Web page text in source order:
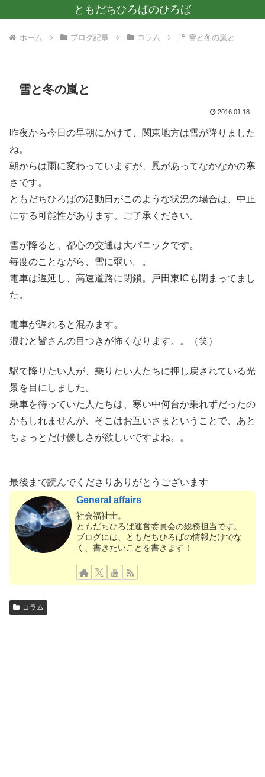
ともだちひろばのひろば
ホーム ブログ記事 コラム 雪と冬の嵐と
雪と冬の嵐と
2016.01.18
昨夜から今日の早朝にかけて、関東地方は雪が降りました
ね。
朝からは雨に変わっていますが、風があってなかなかの寒
さです。
ともだちひろばの活動日がこのような状況の場合は、中止
にする可能性があります。ご了承ください。
雪が降ると、都心の交通は大パニックです。
毎度のことながら、雪に弱い。。
電車は遅延し、高速道路に閉鎖。戸田東ICも閉まってまし
た。
電車が遅れると混みます。
混むと皆さんの目つきが怖くなります。。（笑）
駅で降りたい人が、乗りたい人たちに押し戻されている光
景を目にしました。
乗車を待っていた人たちは、寒い中何台か乗れずだったの
かもしれませんが、そこはお互いさまということで、あと
ちょっとだけ優しさが欲しいですよね。。
最後まで読んでくださりありがとうございます
General affairs
社会福祉士。
ともだちひろば運営委員会の総務担当です。
ブログには、ともだちひろばの情報だけでな
く、書きたいことを書きます！
コラム